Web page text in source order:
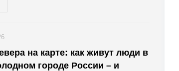
на карте: как живут люди в
городе России – и